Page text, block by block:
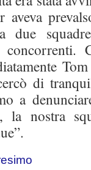
due
concorrenti.
di
a
la nostra